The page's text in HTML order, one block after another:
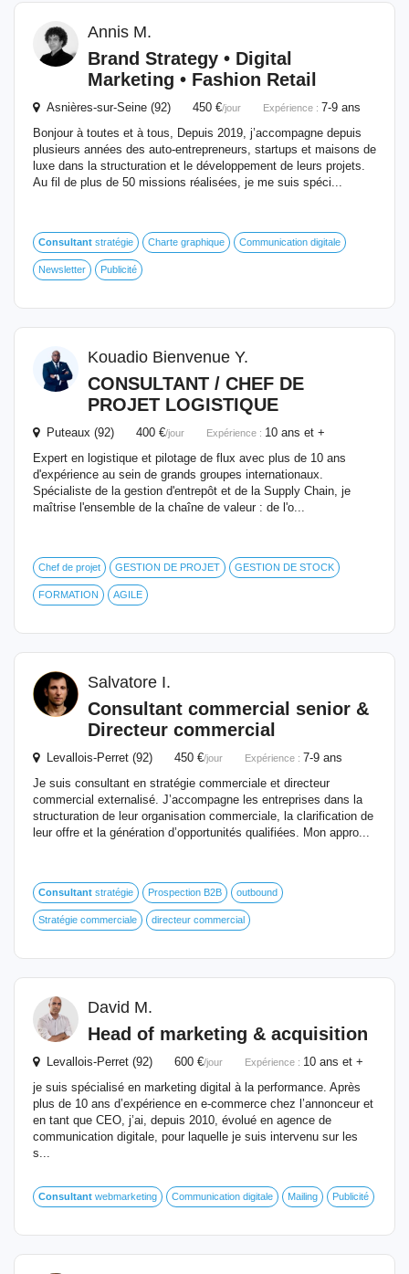
Annis M.
Brand Strategy • Digital
Marketing • Fashion Retail
Asnières-sur-Seine (92) 450 €/jour Expérience : 7-9 ans
Bonjour à toutes et à tous, Depuis 2019, j’accompagne depuis
plusieurs années des auto-entrepreneurs, startups et maisons de
luxe dans la structuration et le développement de leurs projets.
Au fil de plus de 50 missions réalisées, je me suis spéci...
Consultant stratégie Charte graphique Communication digitale
Newsletter Publicité
Kouadio Bienvenue Y.
CONSULTANT / CHEF DE
PROJET LOGISTIQUE
Puteaux (92) 400 €/jour Expérience : 10 ans et +
Expert en logistique et pilotage de flux avec plus de 10 ans
d'expérience au sein de grands groupes internationaux.
Spécialiste de la gestion d'entrepôt et de la Supply Chain, je
maîtrise l'ensemble de la chaîne de valeur : de l'o...
Chef de projet GESTION DE PROJET GESTION DE STOCK
FORMATION AGILE
Salvatore I.
Consultant commercial senior &
Directeur commercial
Levallois-Perret (92) 450 €/jour Expérience : 7-9 ans
Je suis consultant en stratégie commerciale et directeur
commercial externalisé. J’accompagne les entreprises dans la
structuration de leur organisation commerciale, la clarification de
leur offre et la génération d’opportunités qualifiées. Mon appro...
Consultant stratégie Prospection B2B outbound
Stratégie commerciale directeur commercial
David M.
Head of marketing & acquisition
Levallois-Perret (92) 600 €/jour Expérience : 10 ans et +
je suis spécialisé en marketing digital à la performance. Après
plus de 10 ans d’expérience en e-commerce chez l’annonceur et
en tant que CEO, j’ai, depuis 2010, évolué en agence de
communication digitale, pour laquelle je suis intervenu sur les
s...
Consultant webmarketing Communication digitale Mailing Publicité